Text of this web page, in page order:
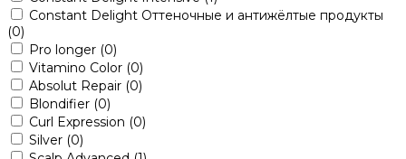
Constant Delight Оттеночные и антижёлтые продукты
(0)
Pro longer (0)
Vitamino Color (0)
Absolut Repair (0)
Blondifier (0)
Curl Expression (0)
Silver (0)